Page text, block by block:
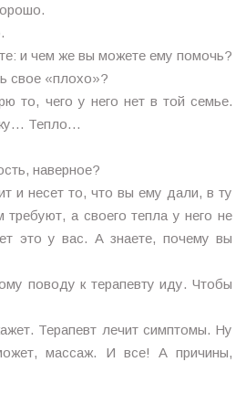
и чем же вы можете ему помочь?
свое «плохо»?
то, чего у него нет в той семье.
Тепло…
наверное?
и несет то, что вы ему дали, в ту
а своего тепла у него не
это у вас. А знаете, почему вы
поводу к терапевту иду. Чтобы
Терапевт лечит симптомы. Ну
массаж. И все! А причины,